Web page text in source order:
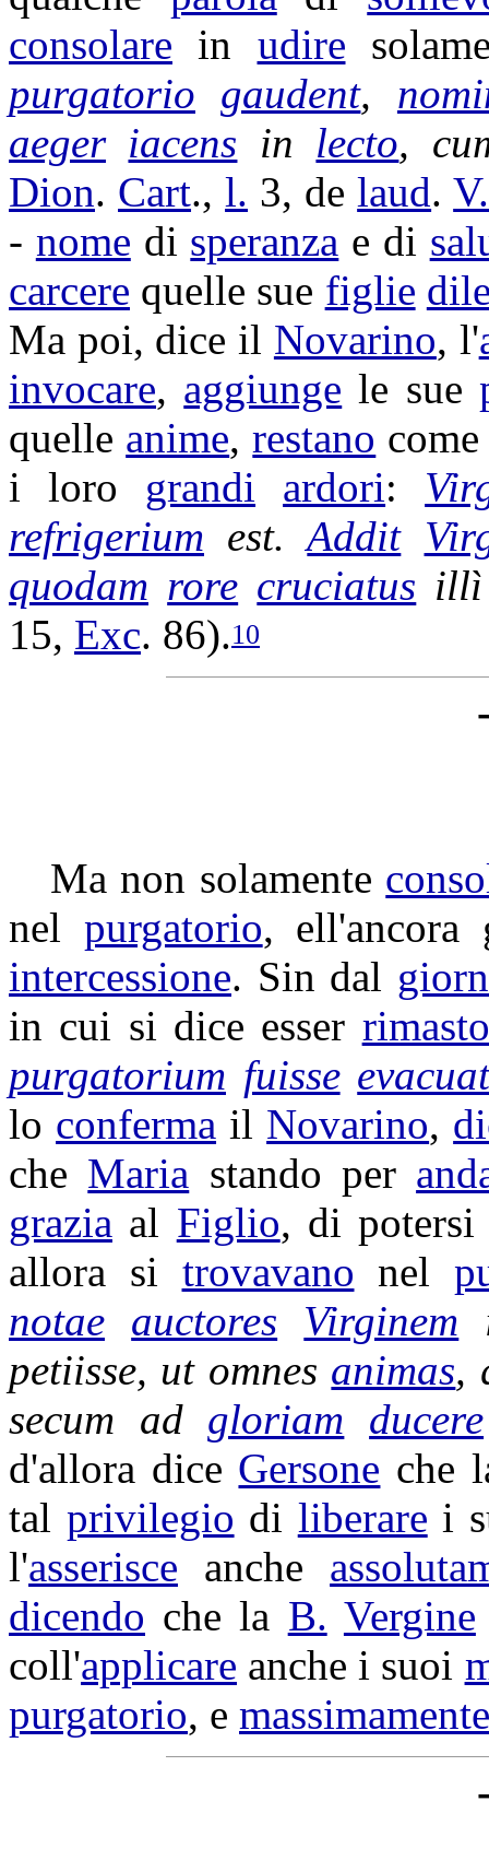
consolare in udire
purgatorio gaudent,
aeger iacens in lecto,
Dion. Cart.,l. 3, delaud.V.
- nome di speranza e di
carcere quelle sue figlie
Ma poi, dice il Novarino, l'
invocare, aggiunge le sue
quelle anime,restano
i loro grandi ardori:
refrigerium est.Addit
quodam rore cruciatus illì
15, Exc. 86).10
Ma non solamente
nel purgatorio,
intercessione. Sin dal
in cui si dice esser rimasto
purgatorium fuisse
lo conferma il Novarino,
che Maria stando per
grazia al Figlio, di
allora si trovavano nel
notae auctores Virginem
petiisse, ut omnes animas,
secum ad gloriam ducere
d'allora dice Gersone che
tal privilegio di liberare i
l'asserisce anche
dicendo che la B. Vergine
coll'applicare anche i suoi
purgatorio, e massimamente